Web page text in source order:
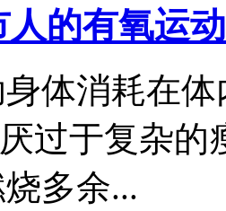
的有氧运动
体消耗在
过于复杂的
多余...